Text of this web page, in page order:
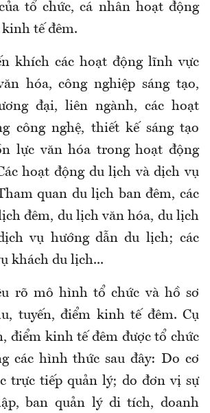
tổ chức, cá nhân hoạt động
tế đêm.
khích các hoạt động lĩnh vực
hóa, công nghiệp sáng tạo,
đại, liên ngành, các hoạt
công nghệ, thiết kế sáng tạo
lực văn hóa trong hoạt động
hoạt động du lịch và dịch vụ
quan du lịch ban đêm, các
đêm, du lịch văn hóa, du lịch
vụ hướng dẫn du lịch; các
khách du lịch...
rõ mô hình tổ chức và hồ sơ
tuyến, điểm kinh tế đêm. Cụ
điểm kinh tế đêm được tổ chức
các hình thức sau đây: Do cơ
trực tiếp quản lý; do đơn vị sự
ban quản lý di tích, doanh